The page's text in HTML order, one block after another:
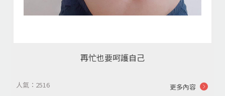
再忙也要呵護自己
人氣：2516 更多內容